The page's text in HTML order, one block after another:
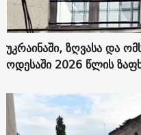
უკრაინაში, ზღვასა და
ოდესაში 2026 წლის